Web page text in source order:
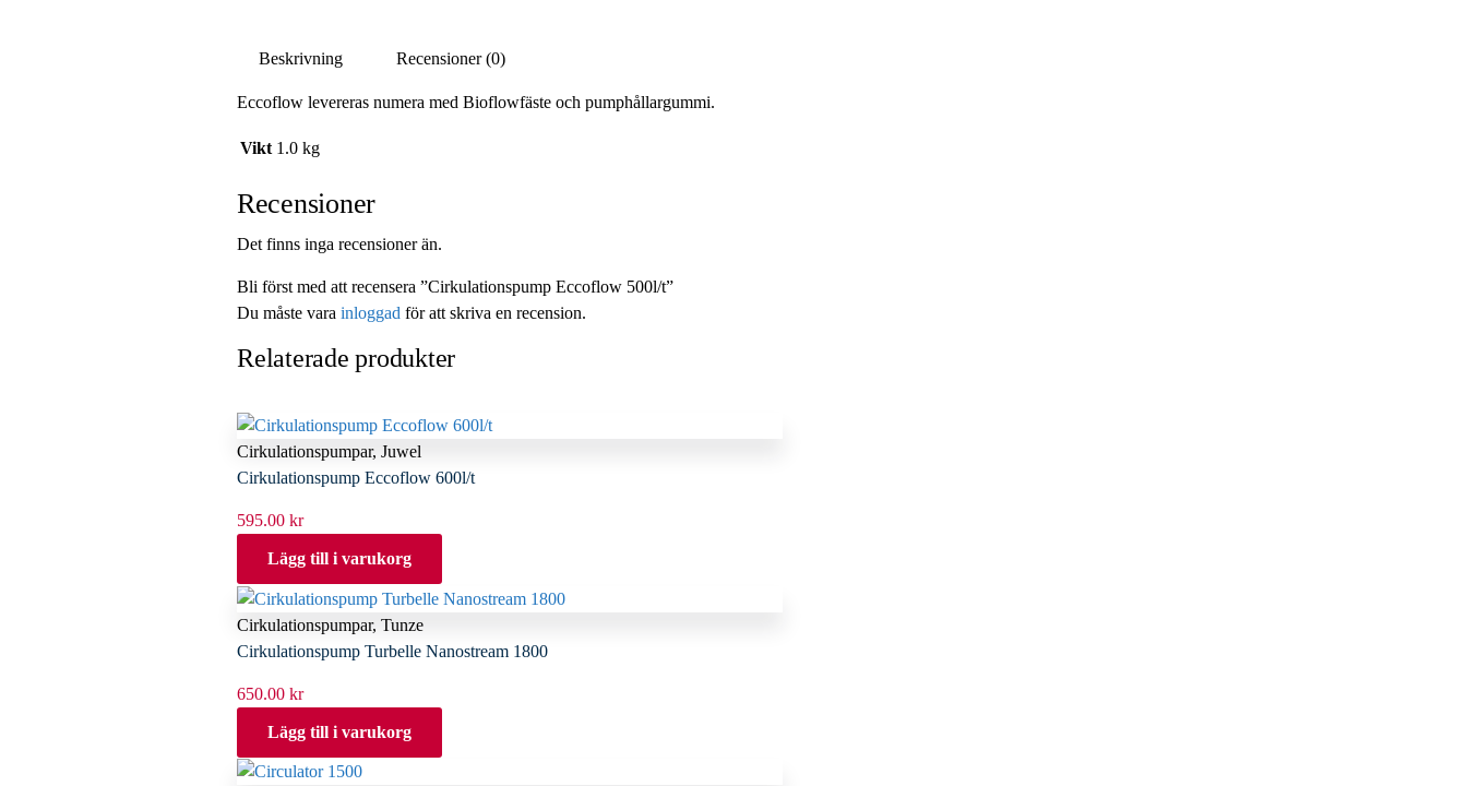
Beskrivning Recensioner (0)
Eccoflow levereras numera med Bioflowfäste och pumphållargummi.
Vikt 1.0 kg
Recensioner
Det finns inga recensioner än.
Bli först med att recensera ”Cirkulationspump Eccoflow 500l/t”
Du måste vara inloggad för att skriva en recension.
Relaterade produkter
Cirkulationspumpar, Juwel
Cirkulationspump Eccoflow 600l/t
595.00 kr
Lägg till i varukorg
Cirkulationspumpar, Tunze
Cirkulationspump Turbelle Nanostream 1800
650.00 kr
Lägg till i varukorg